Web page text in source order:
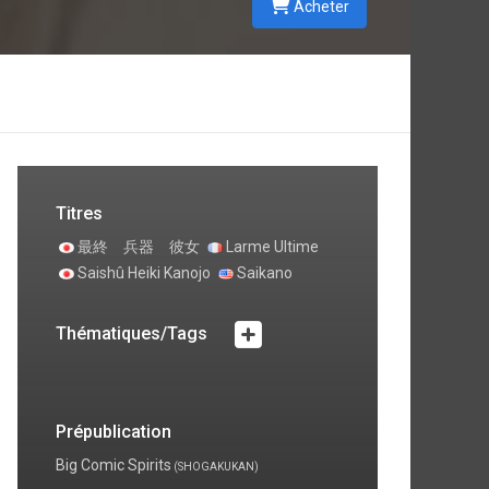
Acheter
Titres
最終 兵器 彼女
Larme Ultime
Saishû Heiki Kanojo
Saikano
Thématiques/Tags
Prépublication
Big Comic Spirits (SHOGAKUKAN)